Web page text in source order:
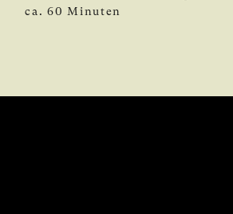
ca. 60 Minuten